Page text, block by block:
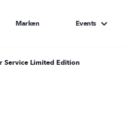
Marken Events
Service Limited Edition